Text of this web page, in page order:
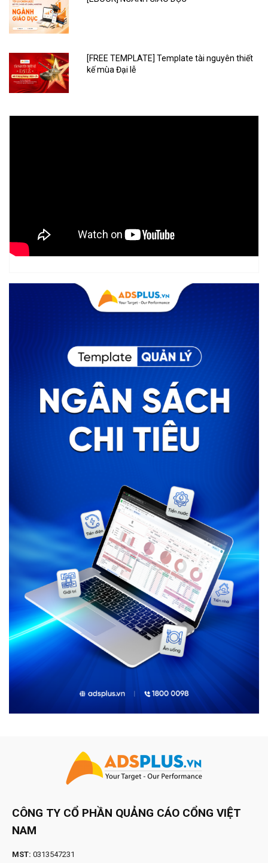
[FREE TEMPLATE] Template tài nguyên thiết
kế mùa Đại lễ
CÔNG TY CỔ PHẦN QUẢNG CÁO CỔNG VIỆT
NAM
MST: 0313547231